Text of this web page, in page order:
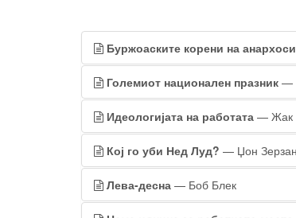
Буржоаските корени на
Големиот национален празник —
Идеологијата на работата — Жак
Кој го уби Нед Луд? — Џон Зерзан
Лева-десна — Боб Блек